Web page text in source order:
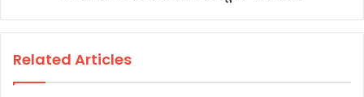
Related Articles